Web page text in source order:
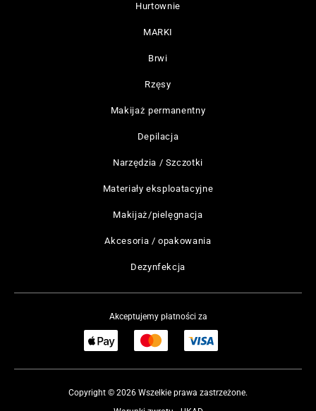
Hurtownie
MARKI
Brwi
Rzęsy
Makijaż permanentny
Depilacja
Narzędzia / Szczotki
Materiały eksploatacyjne
Makijaż/pielęgnacja
Akcesoria / opakowania
Dezynfekcja
Akceptujemy płatności za
Copyright © 2026 Wszelkie prawa zastrzeżone.